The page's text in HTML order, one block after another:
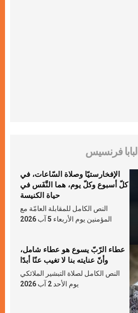
البابا فرنسيس
الإفخارستيّا وصلاة السّاعات، في
كلّ أسبوع وكلّ يوم، هما النَّفَس في
حياة الكنيسة
النص الكامل للمقابلة العامّة مع
المؤمنين يوم الأربعاء 5 آب 2026
عطاء الرّبّ يسوع هو عطاء شامل،
وأنّ عنايته بنا لا تغيب عنّا أبدًا
النص الكامل لصلاة التبشير الملائكي
يوم الأحد 2 آب 2026